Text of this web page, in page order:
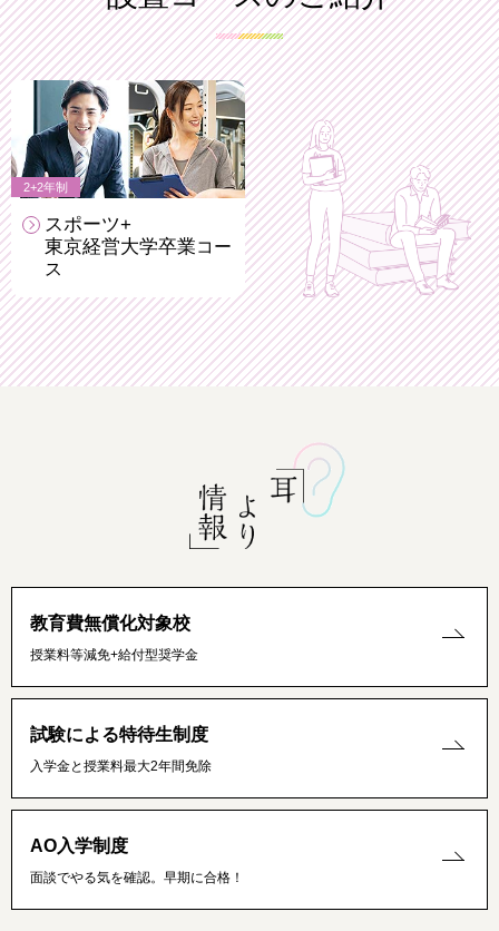
2+2年制
スポーツ+
東京経営大学卒業コー
ス
教育費無償化対象校
授業料等減免+給付型奨学金
試験による特待生制度
入学金と授業料最大2年間免除
AO入学制度
面談でやる気を確認。早期に合格！